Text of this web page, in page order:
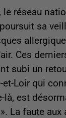
réseau
sa
Ces
subi un
et-Loir qui
là, est
La faute